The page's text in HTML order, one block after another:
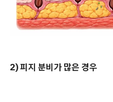
2) 피지 분비가 많은 경우